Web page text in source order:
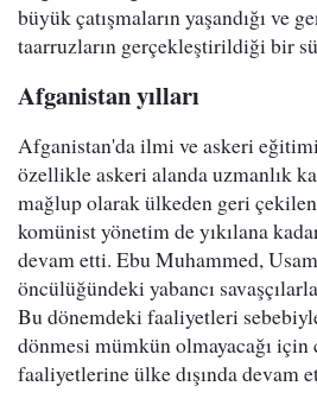
büyük çatışmaların yaşandığı ve
taarruzların gerçekleştirildiği bir
Afganistan yılları
Afganistan'da ilmi ve askeri
özellikle askeri alanda uzmanlık
mağlup olarak ülkeden geri
komünist yönetim de yıkılana
devam etti. Ebu Muhammed,
öncülüğündeki yabancı
Bu dönemdeki faaliyetleri
dönmesi mümkün olmayacağı için
faaliyetlerine ülke dışında devam